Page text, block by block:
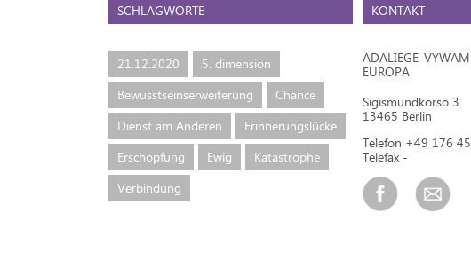
SCHLAGWORTE
21.12.2020
5. dimension
Bewusstseinserweiterung
Chance
Dienst am Anderen
Erinnerungslücke
Erschöpfung
Ewig
Katastrophe
Verbindung
KONTAKT
ADALIEGE-
EUROPA
Sigismundkorso 3
13465 Berlin
Telefon +49 176
Telefax -